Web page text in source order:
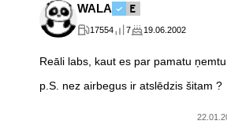
WALA
17554 7 19.06.2002
Reāli labs, kaut es par pamatu
p.S. nez airbegus ir atslēdzis šitam ?